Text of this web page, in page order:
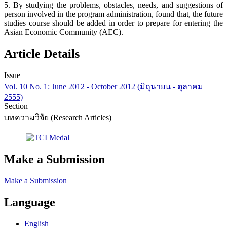
5. By studying the problems, obstacles, needs, and suggestions of
person involved in the program administration, found that, the future
studies course should be added in order to prepare for entering the
Asian Economic Community (AEC).
Article Details
Issue
Vol. 10 No. 1: June 2012 - October 2012 (มิถุนายน - ตุลาคม
2555)
Section
บทความวิจัย (Research Articles)
Make a Submission
Make a Submission
Language
English